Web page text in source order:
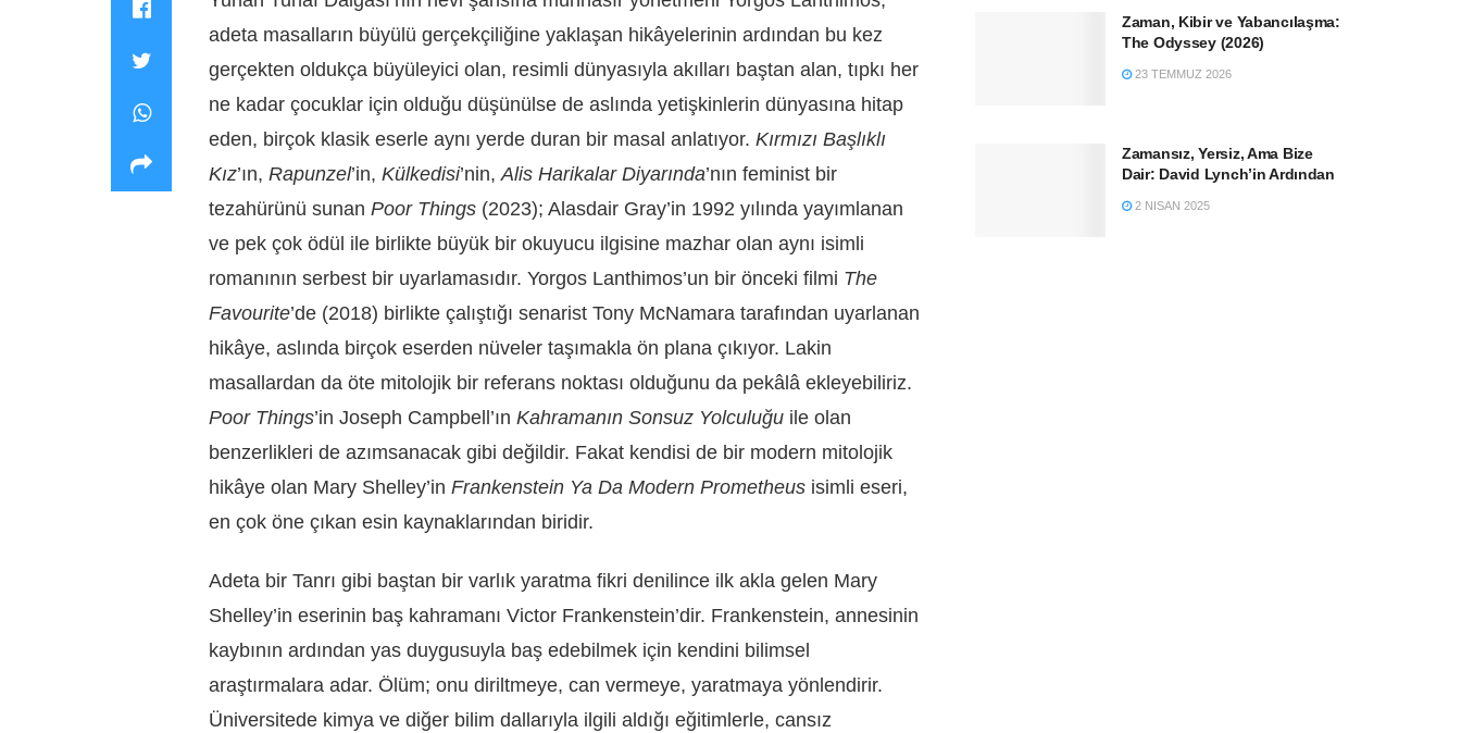
adeta masalların büyülü gerçekçiliğine yaklaşan hikâyelerinin ardından bu kez
gerçekten oldukça büyüleyici olan, resimli dünyasıyla akılları baştan alan, tıpkı her
ne kadar çocuklar için olduğu düşünülse de aslında yetişkinlerin dünyasına hitap
eden, birçok klasik eserle aynı yerde duran bir masal anlatıyor. Kırmızı Başlıklı
Kız’ın, Rapunzel’in, Külkedisi’nin, Alis Harikalar Diyarında’nın feminist bir
tezahürünü sunan Poor Things (2023); Alasdair Gray’in 1992 yılında yayımlanan
ve pek çok ödül ile birlikte büyük bir okuyucu ilgisine mazhar olan aynı isimli
romanının serbest bir uyarlamasıdır. Yorgos Lanthimos’un bir önceki filmi The
Favourite’de (2018) birlikte çalıştığı senarist Tony McNamara tarafından uyarlanan
hikâye, aslında birçok eserden nüveler taşımakla ön plana çıkıyor. Lakin
masallardan da öte mitolojik bir referans noktası olduğunu da pekâlâ ekleyebiliriz.
Poor Things’in Joseph Campbell’ın Kahramanın Sonsuz Yolculuğu ile olan
benzerlikleri de azımsanacak gibi değildir. Fakat kendisi de bir modern mitolojik
hikâye olan Mary Shelley’in Frankenstein Ya Da Modern Prometheus isimli eseri,
en çok öne çıkan esin kaynaklarından biridir.
Adeta bir Tanrı gibi baştan bir varlık yaratma fikri denilince ilk akla gelen Mary
Shelley’in eserinin baş kahramanı Victor Frankenstein’dir. Frankenstein, annesinin
kaybının ardından yas duygusuyla baş edebilmek için kendini bilimsel
araştırmalara adar. Ölüm; onu diriltmeye, can vermeye, yaratmaya yönlendirir.
Üniversitede kimya ve diğer bilim dallarıyla ilgili aldığı eğitimlerle, cansız
Zaman, Kibir ve Yabancılaşma:
The Odyssey (2026)
23 TEMMUZ 2026
Zamansız, Yersiz, Ama Bize
Dair: David Lynch’in Ardından
2 NISAN 2025